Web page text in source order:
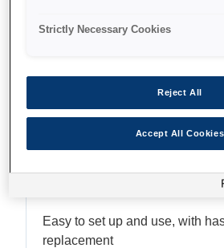
Функції
Easy to
Easy to set up and use, with
replacement
Strictly Necessary Cookies
Reject All
Accept All Cookies